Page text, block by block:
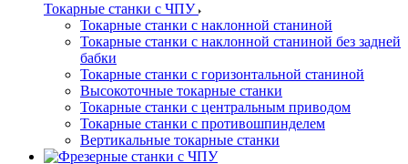
Токарные станки с ЧПУ
Токарные станки с наклонной станиной
Токарные станки с наклонной станиной без задней
бабки
Токарные станки с горизонтальной станиной
Высокоточные токарные станки
Токарные станки с центральным приводом
Токарные станки с противошпинделем
Вертикальные токарные станки